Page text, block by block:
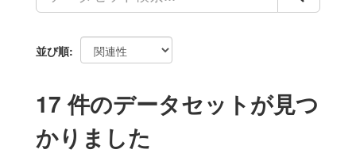
並び順
17 件のデータセットが見つ
かりました